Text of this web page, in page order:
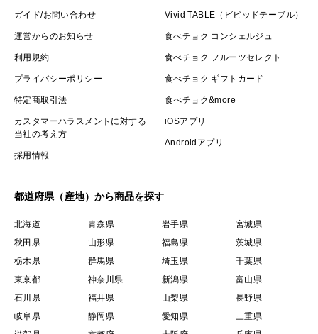
ガイド/お問い合わせ
運営からのお知らせ
利用規約
プライバシーポリシー
特定商取引法
カスタマーハラスメントに対する
当社の考え方
採用情報
Vivid TABLE（ビビッドテーブル）
食べチョク コンシェルジュ
食べチョク フルーツセレクト
食べチョク ギフトカード
食べチョク&more
iOSアプリ
Androidアプリ
都道府県（産地）から商品を探す
北海道 青森県 岩手県
宮城県
秋田県
山形県 福島県
茨城県
栃木県
群馬県 埼玉県
千葉県
東京都
神奈川県 新潟県
富山県
石川県
福井県 山梨県
長野県
岐阜県
静岡県 愛知県
三重県